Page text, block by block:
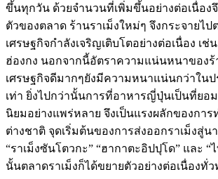
ขึ้นทุกวัน ด้วยจำนวนที่เพิ่มขึ้นอย่างต่อเนื่อง
ตัวของตลาด ร้านราเม็งใหม่ๆ จึงกระจายไป
เศรษฐกิจกำลังเจริญเติบโตอย่างต่อเนื่อง เช่
ฮ่องกง นอกจากนี้อัตราความแน่นหนาของร้
เศรษฐกิจดีมากๆยังมีความหนาแน่นกว่าใน
เท่า ยิ่งไปกว่านั้นการที่อาหารญี่ปุ่นเป็นที่ยอ
นิยมอย่างแพร่หลาย จึงเป็นแรงผลักของการ
ต่างชาติ จุดเริ่มต้นของการส่งออกราเม็งสู่น
“ราเม็งซันโตวกะ” “ฮากาตะอิปปุโด” และ “
นั้นตลาดราเม็งก็ได้ขยายตัวอย่างต่อเนื่องทั่ว